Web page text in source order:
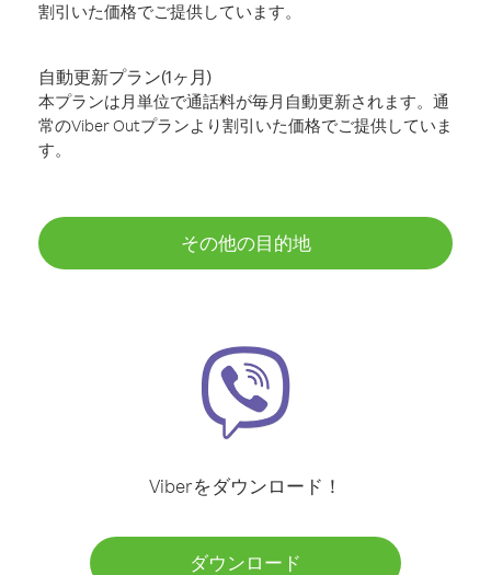
割引いた価格でご提供しています。
自動更新プラン(1ヶ月)
本プランは月単位で通話料が毎月自動更新されます。通
常のViber Outプランより割引いた価格でご提供していま
す。
その他の目的地
Viberをダウンロード！
ダウンロード